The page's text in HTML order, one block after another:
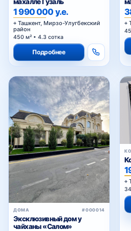
махалле Гузаль
1 990 000 у.е.
Ташкент, Мирзо-Улугбекский
район
450 м² • 4.3 сотка
Подробнее
ДОМА #000014
Эксклюзивный дом у
чайханы «Салом»